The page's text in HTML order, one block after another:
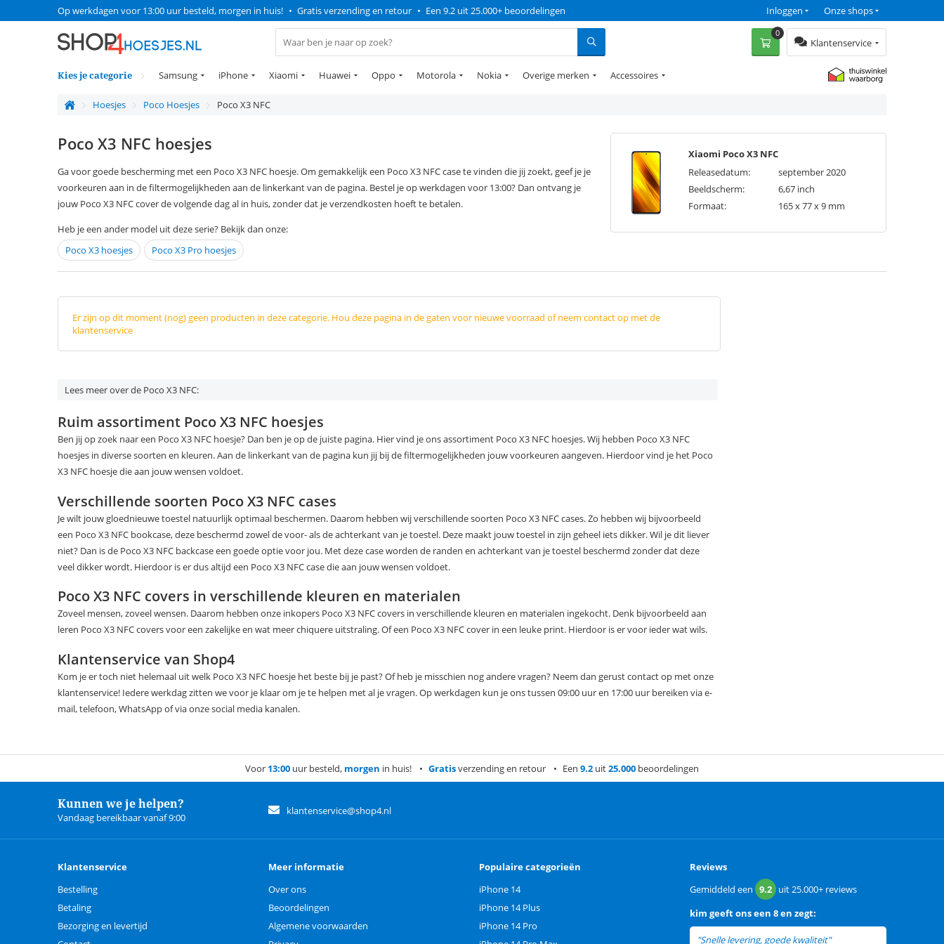
Op werkdagen voor 13:00 uur besteld, morgen in huis! • Gratis verzending en retour • Een 9.2 uit 25.000+ beoordelingen Onze shops
Inloggen
Klantenservice
0
Kies je categorie Samsung iPhone Xiaomi Huawei Oppo Motorola Nokia Overige merken Accessoires
Hoesjes Poco Hoesjes Poco X3 NFC
Poco X3 NFC hoesjes
Ga voor goede bescherming met een Poco X3 NFC hoesje. Om gemakkelijk een Poco X3 NFC case te vinden die jij zoekt, geef je je
voorkeuren aan in de filtermogelijkheden aan de linkerkant van de pagina. Bestel je op werkdagen voor 13:00? Dan ontvang je
jouw Poco X3 NFC cover de volgende dag al in huis, zonder dat je verzendkosten hoeft te betalen.
Heb je een ander model uit deze serie? Bekijk dan onze:
Poco X3 hoesjes
Poco X3 Pro hoesjes
Xiaomi Poco X3 NFC
Releasedatum:
september 2020
Beeldscherm:
6,67 inch
Formaat:
165 x 77 x 9 mm
Er zijn op dit moment (nog) geen producten in deze categorie. Hou deze pagina in de gaten voor nieuwe voorraad of neem contact op met de
klantenservice
Lees meer over de Poco X3 NFC:
Ruim assortiment Poco X3 NFC hoesjes
Ben jij op zoek naar een Poco X3 NFC hoesje? Dan ben je op de juiste pagina. Hier vind je ons assortiment Poco X3 NFC hoesjes. Wij hebben Poco X3 NFC
hoesjes in diverse soorten en kleuren. Aan de linkerkant van de pagina kun jij bij de filtermogelijkheden jouw voorkeuren aangeven. Hierdoor vind je het Poco
X3 NFC hoesje die aan jouw wensen voldoet.
Verschillende soorten Poco X3 NFC cases
Je wilt jouw gloednieuwe toestel natuurlijk optimaal beschermen. Daarom hebben wij verschillende soorten Poco X3 NFC cases. Zo hebben wij bijvoorbeeld
een Poco X3 NFC bookcase, deze beschermd zowel de voor- als de achterkant van je toestel. Deze maakt jouw toestel in zijn geheel iets dikker. Wil je dit liever
niet? Dan is de Poco X3 NFC backcase een goede optie voor jou. Met deze case worden de randen en achterkant van je toestel beschermd zonder dat deze
veel dikker wordt. Hierdoor is er dus altijd een Poco X3 NFC case die aan jouw wensen voldoet.
Poco X3 NFC covers in verschillende kleuren en materialen
Zoveel mensen, zoveel wensen. Daarom hebben onze inkopers Poco X3 NFC covers in verschillende kleuren en materialen ingekocht. Denk bijvoorbeeld aan
leren Poco X3 NFC covers voor een zakelijke en wat meer chiquere uitstraling. Of een Poco X3 NFC cover in een leuke print. Hierdoor is er voor ieder wat wils.
Klantenservice van Shop4
Kom je er toch niet helemaal uit welk Poco X3 NFC hoesje het beste bij je past? Of heb je misschien nog andere vragen? Neem dan gerust contact op met onze
klantenservice! Iedere werkdag zitten we voor je klaar om je te helpen met al je vragen. Op werkdagen kun je ons tussen 09:00 uur en 17:00 uur bereiken via e-
mail, telefoon, WhatsApp of via onze social media kanalen.
Voor 13:00 uur besteld, morgen in huis! Gratisverzending en retour Een 9.2 uit25.000 beoordelingen
Kunnen we je helpen?
Vandaag bereikbaar vanaf 9:00
klantenservice@shop4.nl
Klantenservice
Bestelling
Betaling
Bezorging en levertijd
Meer informatie
Over ons
Beoordelingen
Algemene voorwaarden
Populaire categorieën
iPhone 14
iPhone 14 Plus
iPhone 14 Pro
Reviews
Gemiddeld een 9.2 uit25.000+ reviews
kim geeft ons een 8 en zegt:
"Snelle levering, goede kwaliteit"